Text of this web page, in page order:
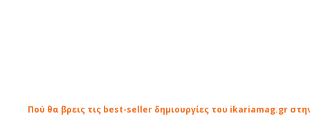
Πού θα βρεις τις best-seller δημιουργίες του ikariamag.gr